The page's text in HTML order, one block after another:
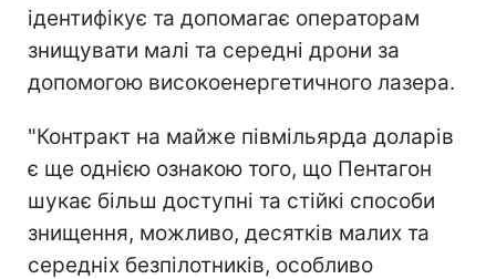
ідентифікує та допомагає операторам
знищувати малі та середні дрони за
допомогою високоенергетичного лазера.
"Контракт на майже півмільярда доларів
є ще однією ознакою того, що Пентагон
шукає більш доступні та стійкі способи
знищення, можливо, десятків малих та
середніх безпілотників, особливо